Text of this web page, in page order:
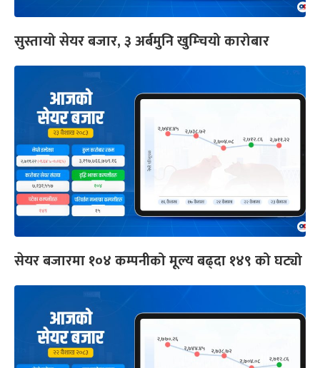
सुस्तायो सेयर बजार, ३ अर्बमुनि खुम्चियो कारोबार
सेयर बजारमा १०४ कम्पनीको मूल्य बढ्दा १४९ को घट्यो